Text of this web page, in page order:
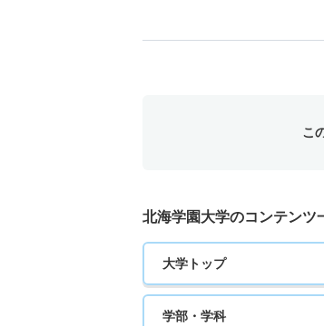
こ
北海学園大学のコンテンツ
大学トップ
学部・学科